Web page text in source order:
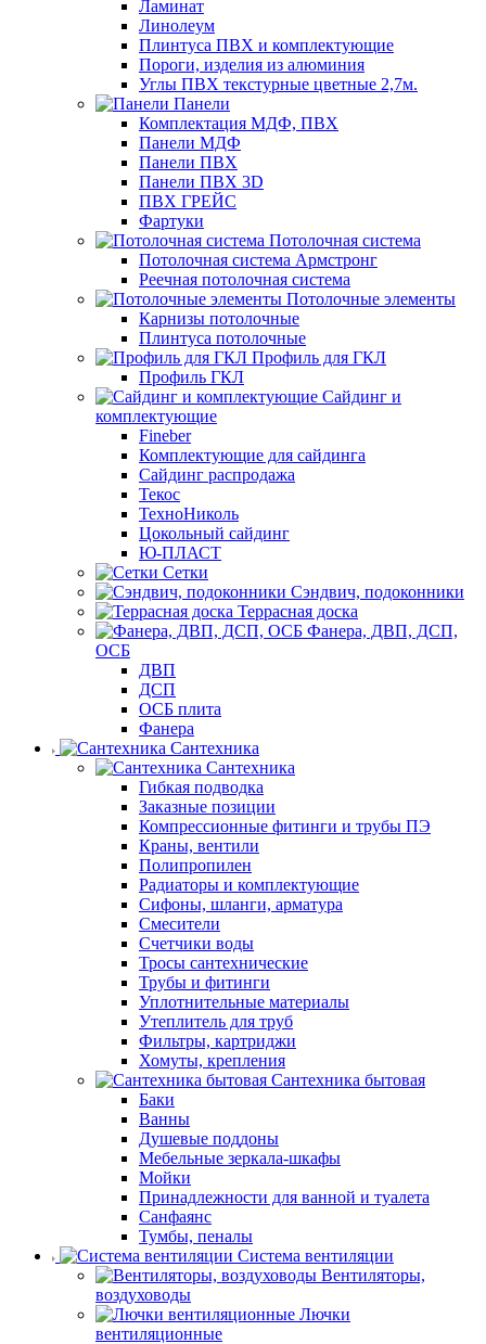
Ламинат
Линолеум
Плинтуса ПВХ и комплектующие
Пороги, изделия из алюминия
Углы ПВХ текстурные цветные 2,7м.
Панели
Комплектация МДФ, ПВХ
Панели МДФ
Панели ПВХ
Панели ПВХ 3D
ПВХ ГРЕЙС
Фартуки
Потолочная система
Потолочная система Армстронг
Реечная потолочная система
Потолочные элементы
Карнизы потолочные
Плинтуса потолочные
Профиль для ГКЛ
Профиль ГКЛ
Сайдинг и
комплектующие
Fineber
Комплектующие для сайдинга
Сайдинг распродажа
Текос
ТехноНиколь
Цокольный сайдинг
Ю-ПЛАСТ
Сетки
Сэндвич, подоконники
Террасная доска
Фанера, ДВП, ДСП,
ОСБ
ДВП
ДСП
ОСБ плита
Фанера
Сантехника
Сантехника
Гибкая подводка
Заказные позиции
Компрессионные фитинги и трубы ПЭ
Краны, вентили
Полипропилен
Радиаторы и комплектующие
Сифоны, шланги, арматура
Смесители
Счетчики воды
Тросы сантехнические
Трубы и фитинги
Уплотнительные материалы
Утеплитель для труб
Фильтры, картриджи
Хомуты, крепления
Сантехника бытовая
Баки
Ванны
Душевые поддоны
Мебельные зеркала-шкафы
Мойки
Принадлежности для ванной и туалета
Санфаянс
Тумбы, пеналы
Система вентиляции
Вентиляторы,
воздуховоды
Лючки
вентиляционные